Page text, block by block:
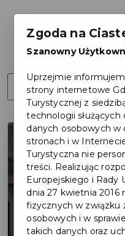
←Wróć
Zgoda na
Szanowny
Uprzejmie
strony internetowe
Turystycznej z
technologii służących
danych osobowych w
stronach i w
Turystyczna nie
treści. Realizując
Europejskiego i Rady
dnia 27 kwietnia 2016
fizycznych w związku
osobowych i w
takich danych oraz